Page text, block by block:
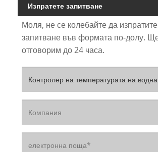
Изпратете запитване
Моля, не се колебайте да
запитване във формата по-долу.
отговорим до 24 часа.